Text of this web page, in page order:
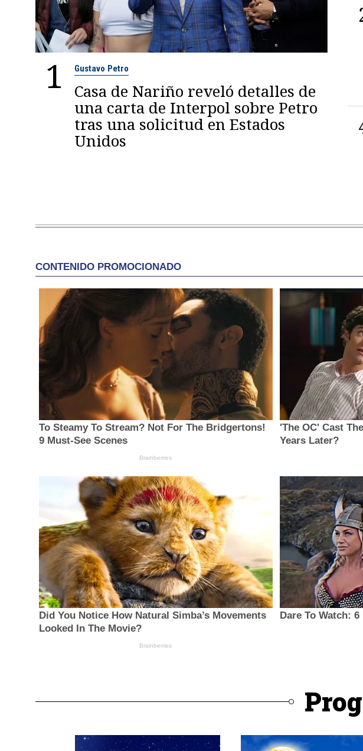
1 Gustavo Petro
Casa de Nariño reveló detalles de
una carta de Interpol sobre Petro
tras una solicitud en Estados
Unidos